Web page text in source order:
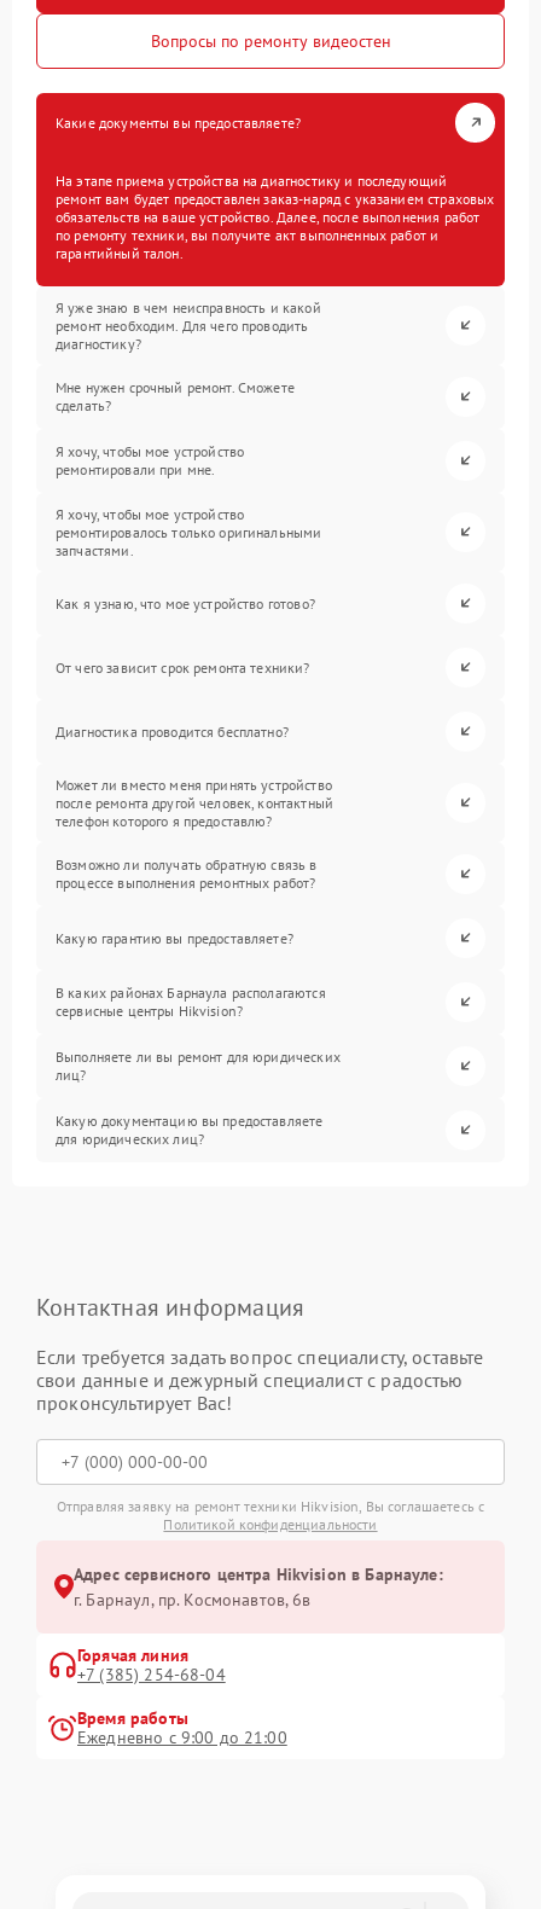
Вопросы по ремонту видеостен
Какие документы вы предоставляете?
На этапе приема устройства на диагностику и последующий
ремонт вам будет предоставлен заказ-наряд с указанием страховых
обязательств на ваше устройство. Далее, после выполнения работ
по ремонту техники, вы получите акт выполненных работ и
гарантийный талон.
Я уже знаю в чем неисправность и какой
ремонт необходим. Для чего проводить
диагностику?
Мне нужен срочный ремонт. Сможете
сделать?
Я хочу, чтобы мое устройство
ремонтировали при мне.
Я хочу, чтобы мое устройство
ремонтировалось только оригинальными
запчастями.
Как я узнаю, что мое устройство готово?
От чего зависит срок ремонта техники?
Диагностика проводится бесплатно?
Может ли вместо меня принять устройство
после ремонта другой человек, контактный
телефон которого я предоставлю?
Возможно ли получать обратную связь в
процессе выполнения ремонтных работ?
Какую гарантию вы предоставляете?
В каких районах Барнаула располагаются
сервисные центры Hikvision?
Выполняете ли вы ремонт для юридических
лиц?
Какую документацию вы предоставляете
для юридических лиц?
Контактная информация
Если требуется задать вопрос специалисту, оставьте
свои данные и дежурный специалист с радостью
проконсультирует Вас!
Отправляя заявку на ремонт техники Hikvision, Вы соглашаетесь с
Политикой конфиденциальности
Адрес сервисного центра Hikvision в Барнауле:
г. Барнаул, ​пр. Космонавтов, 6в
Горячая линия
+7 (385) 254-68-04
Время работы
Ежедневно с 9:00 до 21:00